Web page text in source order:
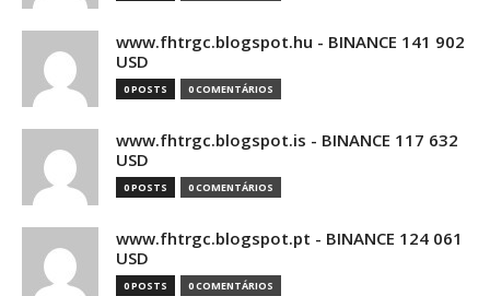
www.fhtrgc.blogspot.hu - BINANCE 141 902
USD
0 POSTS 0 COMENTÁRIOS
www.fhtrgc.blogspot.is - BINANCE 117 632
USD
0 POSTS 0 COMENTÁRIOS
www.fhtrgc.blogspot.pt - BINANCE 124 061
USD
0 POSTS 0 COMENTÁRIOS